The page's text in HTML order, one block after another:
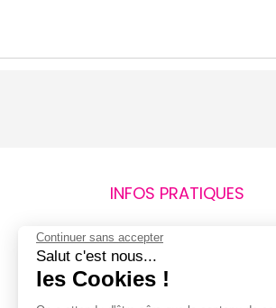
INFOS PRATIQUES
Retours et
Suivi de commande
Livraisons
Continuer sans accepter
Salut c'est nous...
les Cookies !